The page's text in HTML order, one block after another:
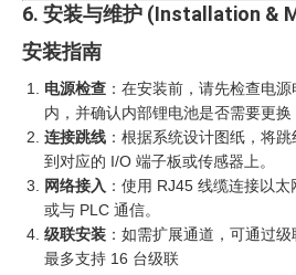
6. 安装与维护 (Installation &
安装指南
电源检查 ：在安装前，请先检查电
内，并确认内部锂电池是否需要更换
连接跳线 ：根据系统设计图纸，将
到对应的 I/O 端子板或传感器上。
网络接入 ：使用 RJ45 线缆连接以
或与 PLC 通信。
级联安装 ：如需扩展通道，可通过
最多支持 16 台级联